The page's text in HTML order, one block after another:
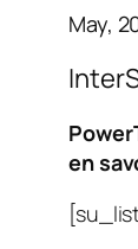
May,
en